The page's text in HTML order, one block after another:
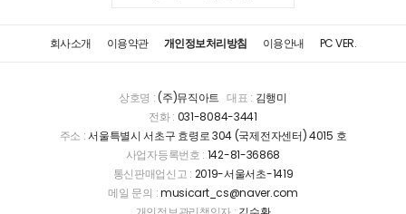
회사소개 이용약관 개인정보처리방침 이용안내 PC VER.
상호명 :(주)뮤직아트 대표 : 김행미
전화 : 031-8084-3441
주소 :서울특별시 서초구 효령로 304 (국제전자센터) 4015 호
사업자등록번호 : 142-81-36868
통신판매업신고 : 2019-서울서초-1419
메일 문의 :musicart_cs@naver.com